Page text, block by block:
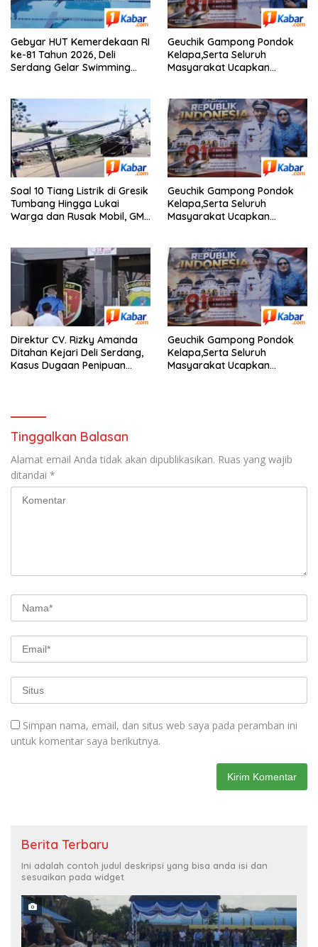
Gebyar HUT Kemerdekaan RI
ke-81 Tahun 2026, Deli
Serdang Gelar Swimming
Geuchik Gampong Pondok
Kelapa,Serta Seluruh
Masyarakat Ucapkan
Soal 10 Tiang Listrik di Gresik
Tumbang Hingga Lukai
Warga dan Rusak Mobil, GM
Geuchik Gampong Pondok
Kelapa,Serta Seluruh
Masyarakat Ucapkan
Direktur CV. Rizky Amanda
Ditahan Kejari Deli Serdang,
Kasus Dugaan Penipuan
Geuchik Gampong Pondok
Kelapa,Serta Seluruh
Masyarakat Ucapkan
Tinggalkan Balasan
Alamat email Anda tidak akan dipublikasikan. Ruas yang wajib
ditandai *
Simpan nama, email, dan situs web saya pada peramban ini
untuk komentar saya berikutnya.
Berita Terbaru
Ini adalah contoh judul deskripsi yang bisa anda isi dan
sesuaikan pada widget